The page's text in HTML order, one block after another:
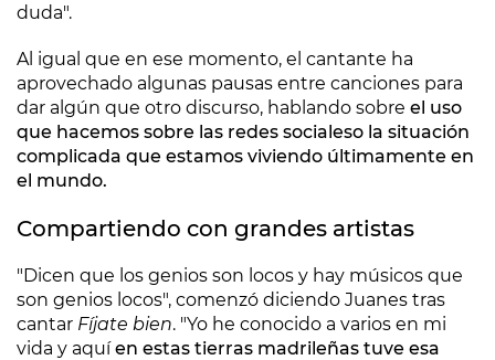
duda".
Al igual que en ese momento, el cantante ha
aprovechado algunas pausas entre canciones para
dar algún que otro discurso, hablando sobre el uso
que hacemos sobre las redes socialeso la situación
complicada que estamos viviendo últimamente en
el mundo.
Compartiendo con grandes artistas
"Dicen que los genios son locos y hay músicos que
son genios locos", comenzó diciendo Juanes tras
cantar Fíjate bien. "Yo he conocido a varios en mi
vida y aquíen estas tierras madrileñas tuve esa